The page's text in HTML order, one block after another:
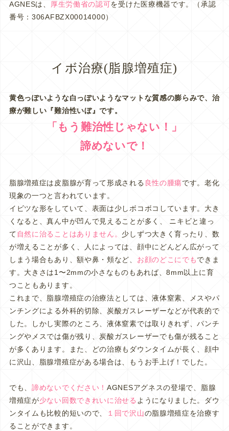
AGNESは、 厚生労働省の認可を受けた医療機器です。（承認
番号：306AFBZX00014000）
イボ治療(脂腺増殖症)
黄色っぽいような白っぽいようなマットな質感の膨らみで、治
療が難しい『難治性いぼ』です。
「もう難治性じゃない！」
諦めないで！
脂腺増殖症は皮脂腺が育って形成される 良性の腫瘍です。老化
現象の一つと言われています。
イビツな形をしていて、表面は少しボコボコしています。大き
くなると、真ん中が凹んで見えることが多く、 ニキビと違っ
て 自然に治ることはありません。 少しずつ大きく育ったり、数
が増えることが多く、人によっては、顔中にどんどん広がって
しまう場合もあり、額や鼻・頬など、 お顔のどこにでもできま
す。大きさは1〜2mmの小さなものもあれば、8mm以上に育
つこともあります。
これまで、脂腺増殖症の治療法としては、液体窒素、メスやパ
ンチングによる外科的切除、炭酸ガスレーザーなどが代表的で
した。しかし実際のところ、液体窒素では取りきれず、パンチ
ングやメスでは傷が残り、炭酸ガスレーザーでも傷が残ること
が多くあります。また、どの治療もダウンタイムが長く、顔中
に沢山、脂腺増殖症がある場合は、もうお手上げ！でした。
でも、諦めないでください！AGNESアグネスの登場で、脂腺
増殖症が少ない回数できれいに治せる ようになりました。ダウ
ンタイムも比較的短いので、
１回で沢山の脂腺増殖症を治療す
ることができます。